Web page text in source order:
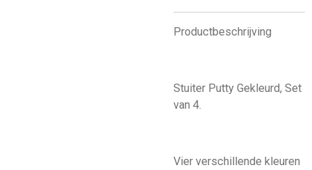
Productbeschrijving
Stuiter Putty Gekleurd, Set
van 4.
Vier verschillende kleuren